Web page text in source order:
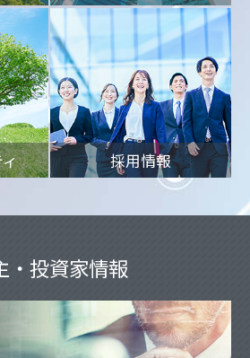
採用情報
・投資家情報